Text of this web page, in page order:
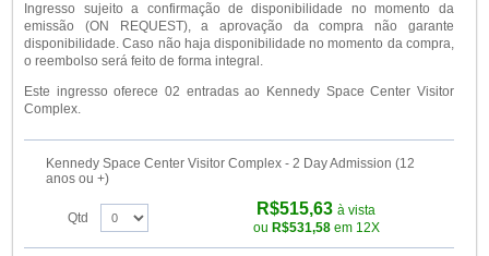
Ingresso sujeito a confirmação de disponibilidade no momento da
emissão (ON REQUEST), a aprovação da compra não garante
disponibilidade. Caso não haja disponibilidade no momento da compra,
o reembolso será feito de forma integral.
Este ingresso oferece 02 entradas ao Kennedy Space Center Visitor
Complex.
Kennedy Space Center Visitor Complex - 2 Day Admission (12
anos ou +)
Qtd R$515,63à vista
ou R$531,58em 12X